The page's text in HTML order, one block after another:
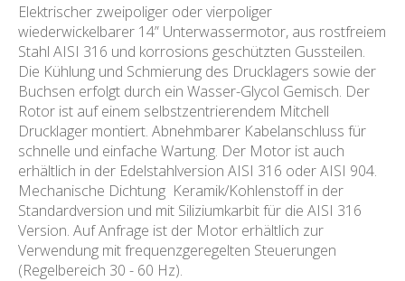
Elektrischer zweipoliger oder vierpoliger
wiederwickelbarer 14” Unterwassermotor, aus rostfreiem
Stahl AISI 316 und korrosions geschützten Gussteilen.
Die Kühlung und Schmierung des Drucklagers sowie der
Buchsen erfolgt durch ein Wasser-Glycol Gemisch. Der
Rotor ist auf einem selbstzentrierendem Mitchell
Drucklager montiert. Abnehmbarer Kabelanschluss für
schnelle und einfache Wartung. Der Motor ist auch
erhältlich in der Edelstahlversion AISI 316 oder AISI 904.
Mechanische Dichtung Keramik/Kohlenstoff in der
Standardversion und mit Siliziumkarbit für die AISI 316
Version. Auf Anfrage ist der Motor erhältlich zur
Verwendung mit frequenzgeregelten Steuerungen
(Regelbereich 30 - 60 Hz).